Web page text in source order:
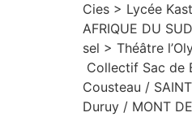
Cies > Lycée
AFRIQUE DU
sel > Théâtre
Collectif Sac de
Cousteau /
Duruy / MONT